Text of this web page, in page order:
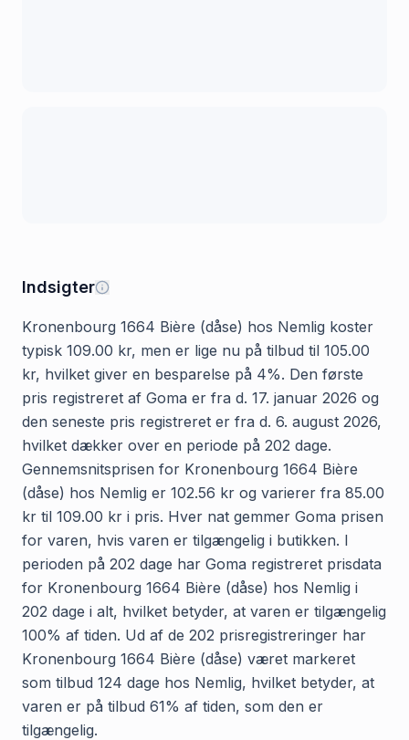
Indsigter
Kronenbourg 1664 Bière (dåse) hos Nemlig koster
typisk 109.00 kr, men er lige nu på tilbud til 105.00
kr, hvilket giver en besparelse på 4%. Den første
pris registreret af Goma er fra d. 17. januar 2026 og
den seneste pris registreret er fra d. 6. august 2026,
hvilket dækker over en periode på 202 dage.
Gennemsnitsprisen for Kronenbourg 1664 Bière
(dåse) hos Nemlig er 102.56 kr og varierer fra 85.00
kr til 109.00 kr i pris. Hver nat gemmer Goma prisen
for varen, hvis varen er tilgængelig i butikken. I
perioden på 202 dage har Goma registreret prisdata
for Kronenbourg 1664 Bière (dåse) hos Nemlig i
202 dage i alt, hvilket betyder, at varen er tilgængelig
100% af tiden. Ud af de 202 prisregistreringer har
Kronenbourg 1664 Bière (dåse) været markeret
som tilbud 124 dage hos Nemlig, hvilket betyder, at
varen er på tilbud 61% af tiden, som den er
tilgængelig.